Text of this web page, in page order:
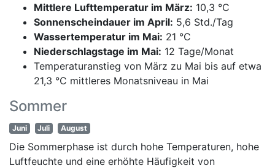
Mittlere Lufttemperatur im März: 10,3 °C
Sonnenscheindauer im April: 5,6 Std./Tag
Wassertemperatur im Mai: 21 °C
Niederschlagstage im Mai: 12 Tage/Monat
Temperaturanstieg von März zu Mai bis auf etwa
21,3 °C mittleres Monatsniveau in Mai
Sommer
Juni Juli August
Die Sommerphase ist durch hohe Temperaturen, hohe
Luftfeuchte und eine erhöhte Häufigkeit von